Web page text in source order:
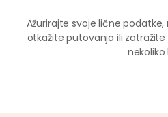
Ažurirajte svoje lične
otkažite putovanja ili
nekoliko